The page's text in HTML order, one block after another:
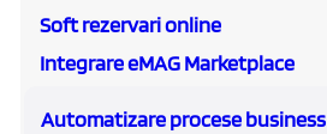
Soft rezervari online
Integrare eMAG Marketplace
Automatizare procese business